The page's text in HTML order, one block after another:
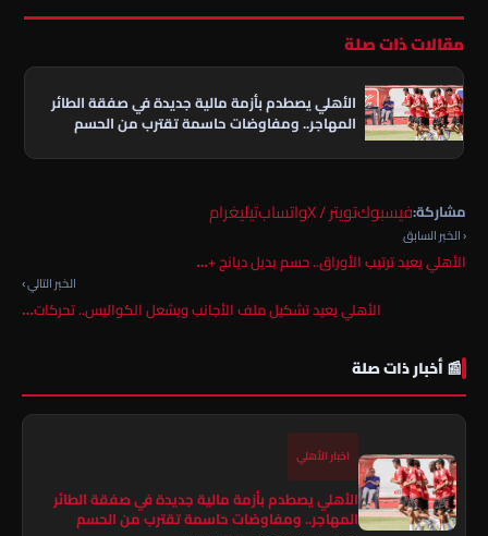
مقالات ذات صلة
الأهلي يصطدم بأزمة مالية جديدة في صفقة الطائر
المهاجر.. ومفاوضات حاسمة تقترب من الحسم
مشاركة:فيسبوكتويتر / X واتسابتيليغرام
‹ الخبر السابق
الأهلي يعيد ترتيب الأوراق.. حسم بديل ديانج +…
الخبر التالي ›
الأهلي يعيد تشكيل ملف الأجانب ويشعل الكواليس.. تحركات…
📰 أخبار ذات صلة
اخبار الأهلي
الأهلي يصطدم بأزمة مالية جديدة في صفقة الطائر
المهاجر.. ومفاوضات حاسمة تقترب من الحسم